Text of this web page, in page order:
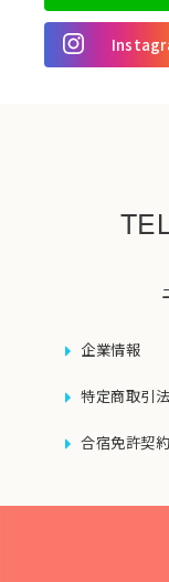
企業情報
特定商取引法
合宿免許契